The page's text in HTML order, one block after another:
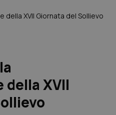
della XVII Giornata del Sollievo
XVII